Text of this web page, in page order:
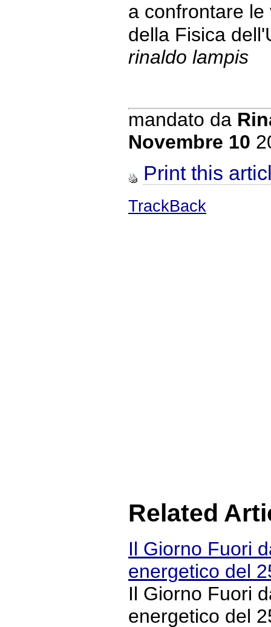
a confrontare
della Fisica
rinaldo lampis
mandato da
Novembre 10
Print this
TrackBack
Related
Il Giorno Fuori
energetico del
Il Giorno Fuori
energetico del